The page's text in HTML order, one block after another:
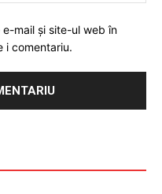
mail și site-ul web în
i comentariu.